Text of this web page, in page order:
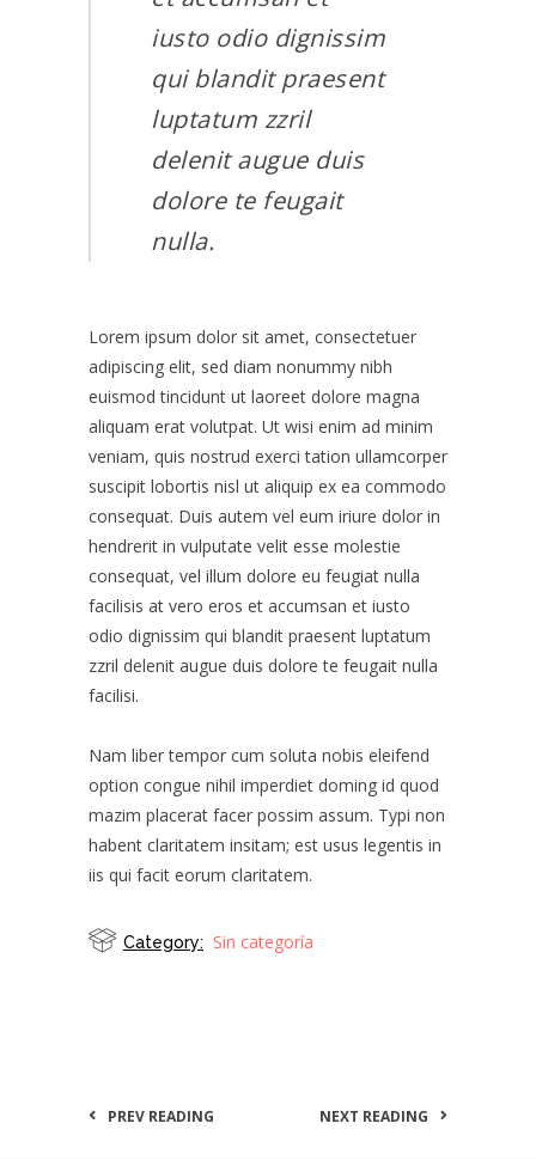
iusto odio dignissim
qui blandit praesent
luptatum zzril
delenit augue duis
dolore te feugait
nulla.
Lorem ipsum dolor sit amet, consectetuer
adipiscing elit, sed diam nonummy nibh
euismod tincidunt ut laoreet dolore magna
aliquam erat volutpat. Ut wisi enim ad minim
veniam, quis nostrud exerci tation ullamcorper
suscipit lobortis nisl ut aliquip ex ea commodo
consequat. Duis autem vel eum iriure dolor in
hendrerit in vulputate velit esse molestie
consequat, vel illum dolore eu feugiat nulla
facilisis at vero eros et accumsan et iusto
odio dignissim qui blandit praesent luptatum
zzril delenit augue duis dolore te feugait nulla
facilisi.
Nam liber tempor cum soluta nobis eleifend
option congue nihil imperdiet doming id quod
mazim placerat facer possim assum. Typi non
habent claritatem insitam; est usus legentis in
iis qui facit eorum claritatem.
Category: Sin categoría
PREV READING NEXT READING